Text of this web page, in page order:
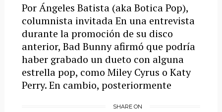
Por Ángeles Batista (aka Botica Pop),
columnista invitada En una entrevista
durante la promoción de su disco
anterior, Bad Bunny afirmó que podría
haber grabado un dueto con alguna
estrella pop, como Miley Cyrus o Katy
Perry. En cambio, posteriormente
SHARE ON